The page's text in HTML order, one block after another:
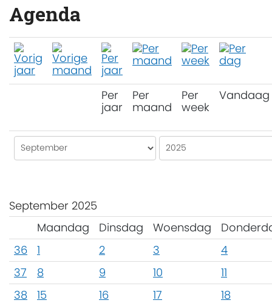
Agenda
Per
jaar
Per
maand
Per
week
Vandaag
September 2025
Maandag
Dinsdag Woensdag
36
1 2 3
4
37
8 9 10
11
38
15 16 17
18